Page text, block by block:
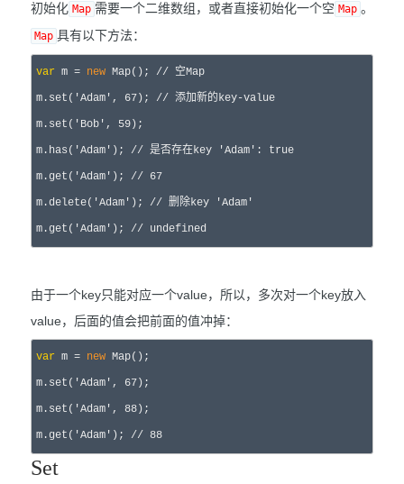
初始化 Map 需要一个二维数组，或者直接初始化一个空 Map 。
Map 具有以下方法：
var m = new Map(); // 空Map
m.set('Adam', 67); // 添加新的key-value
m.set('Bob', 59 );
m.has( 'Adam'); // 是否存在key 'Adam': true
m.get('Adam'); // 67
m.delete('Adam'); // 删除key 'Adam'
m.get('Adam'); // undefined
由于一个key只能对应一个value，所以，多次对一个key放入
value，后面的值会把前面的值冲掉：
var m = new Map();
m.set( 'Adam', 67 );
m.set( 'Adam', 88 );
m.get( 'Adam'); // 88
Set